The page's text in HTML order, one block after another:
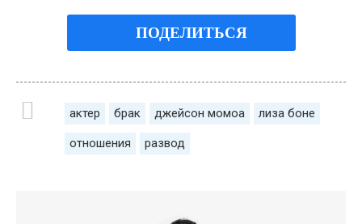
ПОДЕЛИТЬСЯ
актер брак джейсон момоа лиза боне
отношения развод